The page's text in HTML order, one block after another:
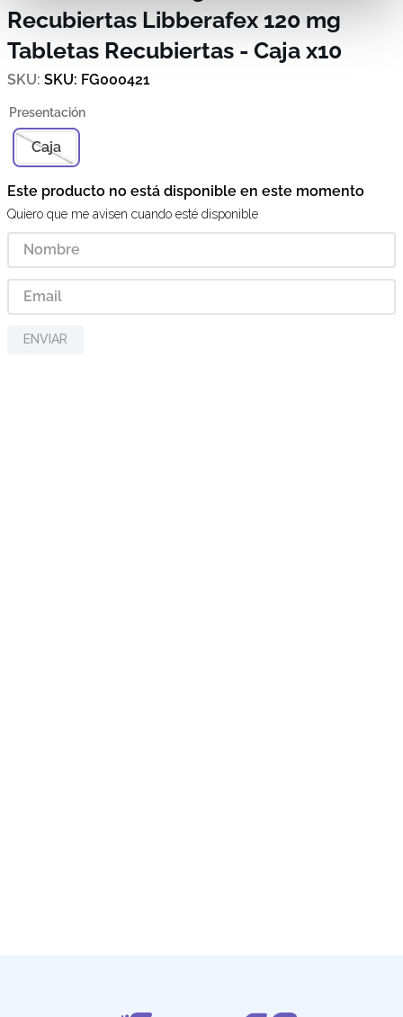
Recubiertas Libberafex 120 mg
Tabletas Recubiertas - Caja x10
SKU: FG000421
Caja
Este producto no está disponible en este momento
Quiero que me avisen cuando esté disponible
ENVIAR